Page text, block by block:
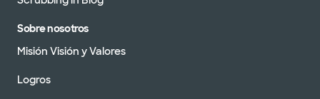
Sobre nosotros
Misión Visión y Valores
Logros